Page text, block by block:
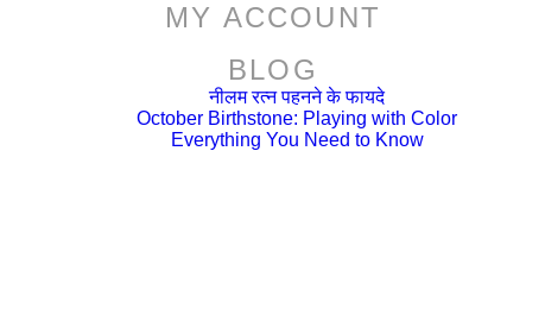
MY ACCOUNT
BLOG
नीलम रत्न पहनने के फायदे
October Birthstone: Playing with Color
Everything You Need to Know